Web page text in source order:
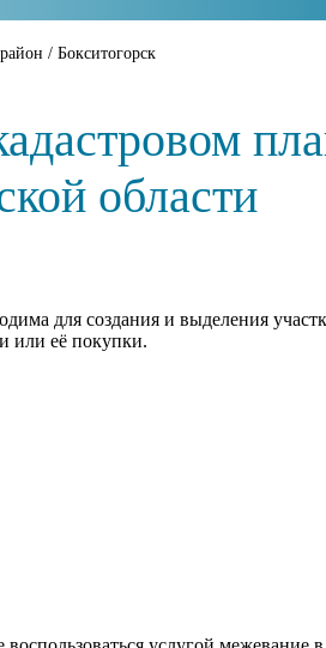
/ Бокситогорск
области
для создания и выделения
или её покупки.